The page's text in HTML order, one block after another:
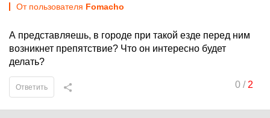
От пользователя Fomacho
А представляешь, в городе при такой езде перед ним
возникнет препятствие? Что он интересно будет
делать?
0/ 2
Ответить